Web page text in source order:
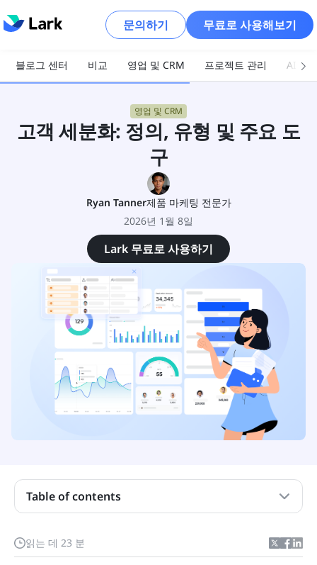
문의하기 무료로 사용해보기
블로그 센터 비교 영업 및 CRM 프로젝트 관리 AI 및
영업 및 CRM
고객 세분화: 정의, 유형 및 주요 도
구
Ryan Tanner제품 마케팅 전문가
2026년 1월 8일
Lark 무료로 사용하기
읽는 데 23 분
Table of contents